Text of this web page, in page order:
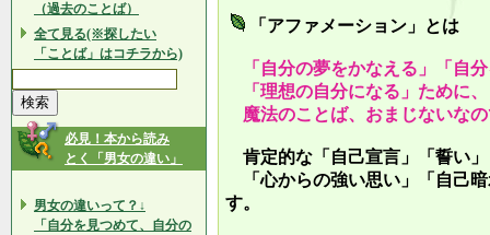
（過去のことば）
全て見る(※探したい
「ことば」はコチラから)
必見！本から読み
とく「男女の違い」
男女の違いって？↓
「自分を見つめて、自分の
「アファメーション」とは
「自分の夢をかなえる」「自
「理想の自分になる」ために
魔法のことば、おまじないな
肯定的な「自己宣言」「誓い
「心からの強い思い」「自己
す。